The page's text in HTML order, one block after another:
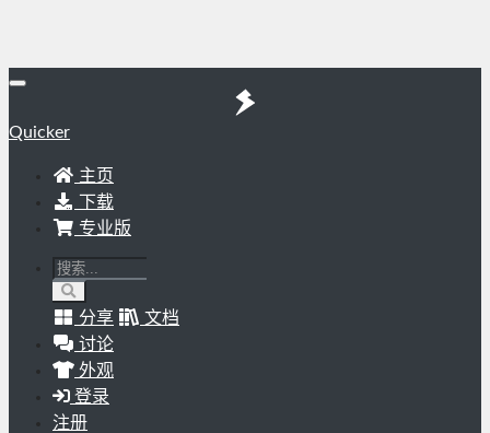
Quicker
主页
下载
专业版
分享
文档
讨论
外观
登录
注册